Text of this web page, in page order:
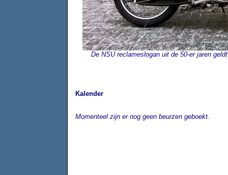
De NSU reclameslogan uit de 50-er jaren
Kalender
Momenteel zijn er nog geen beurzen geboekt.